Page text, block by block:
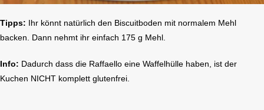
Tipps: Ihr könnt natürlich den Biscuitboden mit normalem Mehl
backen. Dann nehmt ihr einfach 175 g Mehl.
Info: Dadurch dass die Raffaello eine Waffelhülle haben, ist der
Kuchen NICHT komplett glutenfrei.